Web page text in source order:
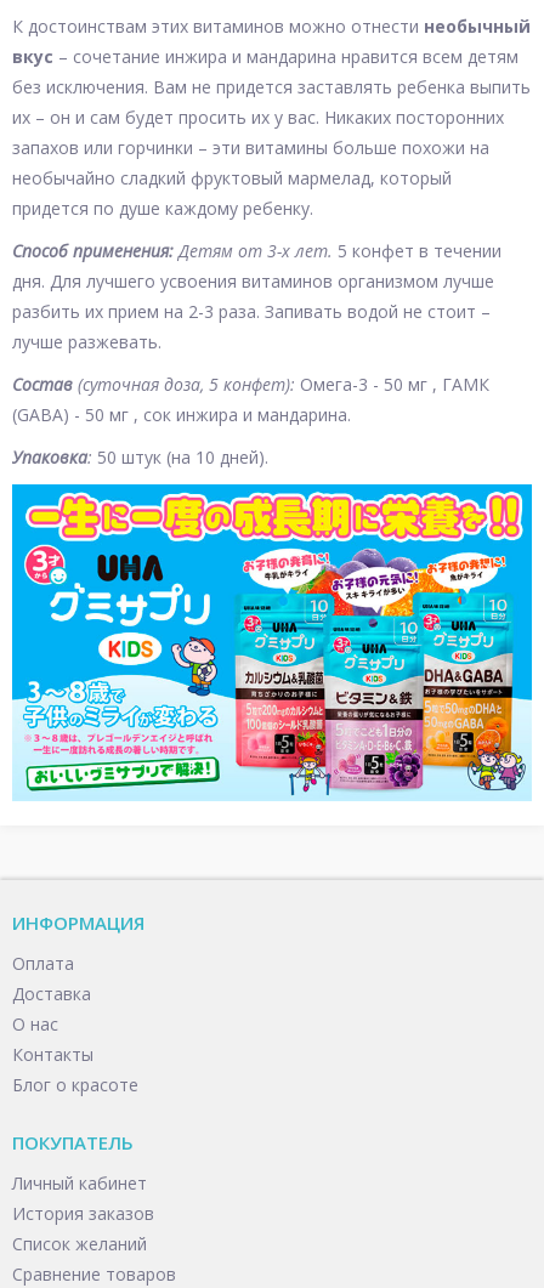
К достоинствам этих витаминов можно отнести необычный
вкус – сочетание инжира и мандарина нравится всем детям
без исключения. Вам не придется заставлять ребенка выпить
их – он и сам будет просить их у вас. Никаких посторонних
запахов или горчинки – эти витамины больше похожи на
необычайно сладкий фруктовый мармелад, который
придется по душе каждому ребенку.
Способ применения: Детям от 3-х лет. 5 конфет в течении
дня. Для лучшего усвоения витаминов организмом лучше
разбить их прием на 2-3 раза. Запивать водой не стоит –
лучше разжевать.
Состав (суточная доза, 5 конфет): Омега-3 - 50 мг , ГАМК
(GABA) - 50 мг , сок инжира и мандарина.
Упаковка: 50 штук (на 10 дней).
ИНФОРМАЦИЯ
Оплата
Доставка
О нас
Контакты
Блог о красоте
ПОКУПАТЕЛЬ
Личный кабинет
История заказов
Список желаний
Сравнение товаров